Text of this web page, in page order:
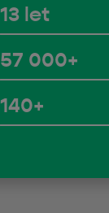
13 let
57 000+
140+